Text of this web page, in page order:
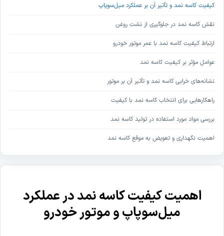
اهمیت کیفیت کاسه‌ نمد در عملکرد
میل‌سوپاپ و موتور خودرو
کیفیت کاسه‌ نمد و تأثیر آن بر عملکرد میل‌سوپاپ
نقش کاسه‌ نمد در جلوگیری از نشت روغن
ارتباط کیفیت کاسه‌ نمد با عمر موتور خودرو
عوامل مؤثر بر کیفیت کاسه‌ نمد
نشانه‌های خرابی کاسه‌ نمد و تأثیر آن بر موتور
راهکارهایی برای انتخاب کاسه‌ نمد با کیفیت
بررسی مواد مورد استفاده در تولید کاسه‌ نمد
اهمیت نگهداری و تعویض به موقع کاسه‌ نمد